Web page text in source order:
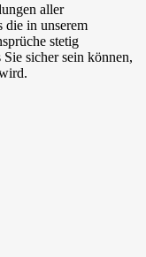
aller
die in unserem
stetig
sicher sein können,